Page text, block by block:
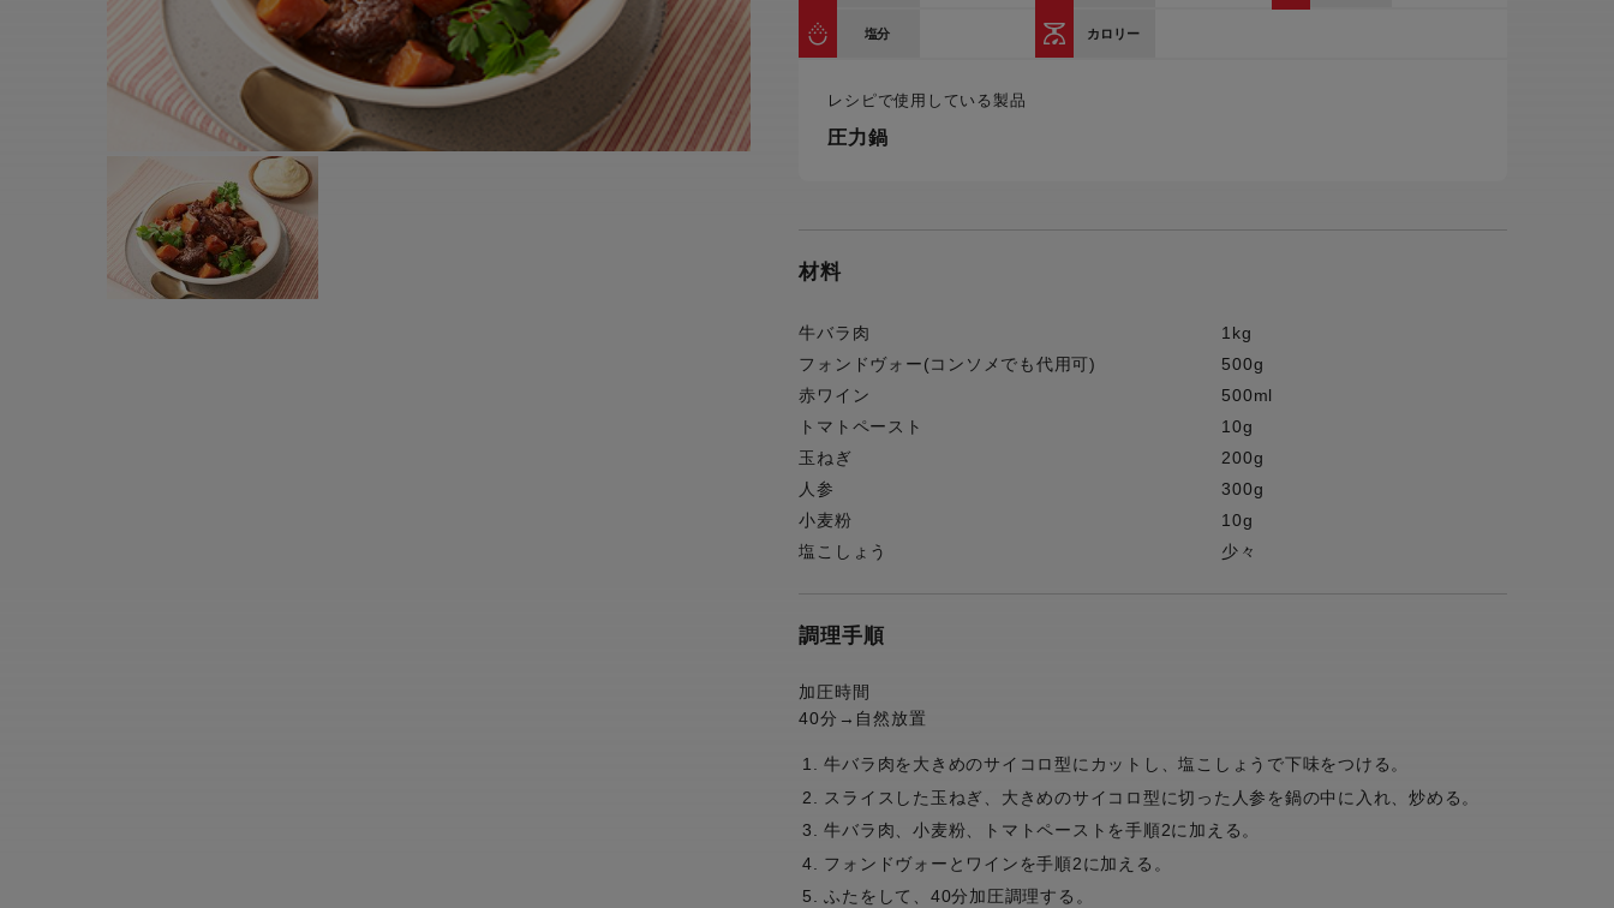
圧力鍋・電気圧力鍋
すべての圧力鍋・電気圧力鍋
圧力鍋
炊飯器
すべての炊飯器
すべてのアイロン・衣類スチーマー
衣類スチーマー専用タイプ(1way)
スチームアイロン
電気圧力鍋
生活家電
圧力鍋・電気圧力鍋一覧
すべての圧力鍋・電気圧力鍋一覧
圧力鍋一覧
電気圧力鍋一覧
炊飯器一覧
すべての炊飯器一覧
すべてのアイロン・衣類スチーマー
衣類スチーマーアイロン兼用タイプ
衣類スチーマー専用タイプ(1way)一
電気圧力鍋一覧
生活家電一覧
カスタマーハラスメント
について
採用情報
塩分 カロリー
レシピで使用している製品
圧力鍋
材料
牛バラ肉
1kg
フォンドヴォー(コンソメでも代用可)
500g
赤ワイン
500ml
トマトペースト
10g
玉ねぎ
200g
人参
300g
小麦粉
10g
塩こしょう
少々
調理手順
加圧時間
40分→自然放置
牛バラ肉を大きめのサイコロ型にカットし、塩こしょうで下味をつける。
スライスした玉ねぎ、大きめのサイコロ型に切った人参を鍋の中に入れ、炒める。
牛バラ肉、小麦粉、トマトペーストを手順2に加える。
フォンドヴォーとワインを手順2に加える。
ふたをして、40分加圧調理する。